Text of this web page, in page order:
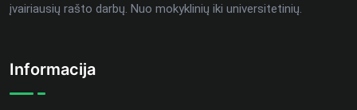
įvairiausių rašto darbų. Nuo mokyklinių iki universitetinių.
Informacija